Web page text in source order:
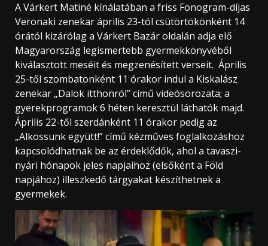
A Várkert Matiné kínálatában a friss Fonogram-díjas
Veronaki zenekar április 23-tól csütörtökönként 14
órától kizárólag a Várkert Bazár oldalán adja elő
Magyarország legismertebb gyermekkönyvéből
kiválasztott meséit és megzenésített verseit. Április
25-től szombatonként 11 órakor indul a Kiskalász
zenekar „Dalok itthonról” című videósorozata; a
gyerekprogramok 6 héten keresztül láthatók majd.
Április 22-től szerdánként 11 órakor pedig az
„Alkossunk együtt!” című kézműves foglalkozáshoz
kapcsolódhatnak be az érdeklődők, ahol a tavaszi-
nyári hónapok jeles napjaihoz (elsőként a Föld
napjához) illeszkedő tárgyakat készíthetnek a
gyermekek.